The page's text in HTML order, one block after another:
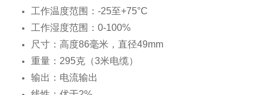
工作温度范围：-25至+75°C
工作湿度范围：0-100%
尺寸：高度86毫米，直径49mm
重量：295克（3米电缆）
输出：电流输出